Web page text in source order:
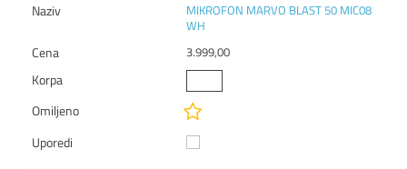
MIKROFON MARVO BLAST 50 MIC08
WH
3.999,00